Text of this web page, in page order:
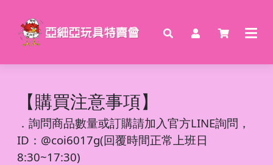
【購買注意事項】
． 詢問商品數量或訂購請加入官方LINE詢問，
ID：@coi6017g(回覆時間正常上班日
8:30~17:30)